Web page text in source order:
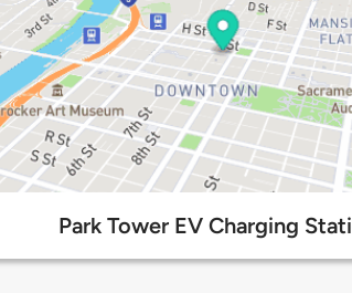
Park Tower EV Charging